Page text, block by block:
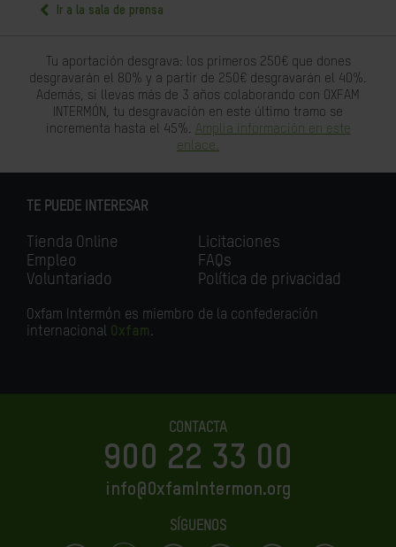
Ir a la sala de prensa
Tu aportación desgrava: los primeros 250€ que dones
desgravarán el 80% y a partir de 250€ desgravarán el 40%.
Además, si llevas más de 3 años colaborando con OXFAM
INTERMÓN, tu desgravación en este último tramo se
incrementa hasta el 45%. Amplia información en este
enlace.
TE PUEDE INTERESAR
Tienda Online
Empleo
Voluntariado
Licitaciones
FAQs
Política de privacidad
Oxfam Intermón es miembro de la confederación
internacional Oxfam.
CONTACTA
900 22 33 00
info@OxfamIntermon.org
SÍGUENOS